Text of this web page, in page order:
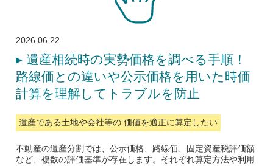
2026.06.22
▸遺産相続時の実勢価格を調べる手順！
路線価との違いや公示価格を用いた時価
計算を理解してトラブルを防止
遺産である土地や会社等の 価値を適正に算定したい
不動産の遺産分割では、公示価格、路線価、固定資産税評価額
など、複数の評価基準が存在します。それぞれ算定方法や利用